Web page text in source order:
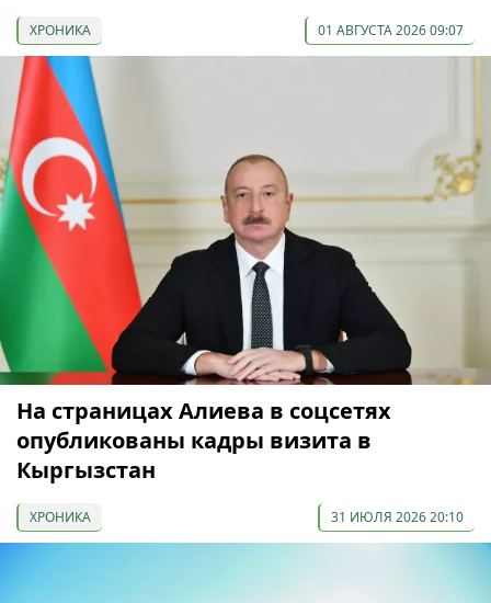
ХРОНИКА 01 АВГУСТА 2026 09:07
На страницах Алиева в соцсетях
опубликованы кадры визита в
Кыргызстан
ХРОНИКА 31 ИЮЛЯ 2026 20:10